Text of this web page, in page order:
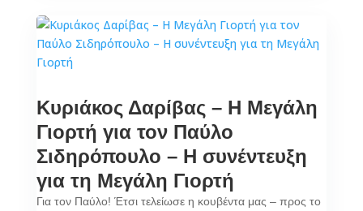
Κυριάκος Δαρίβας – H Μεγάλη
Γιορτή για τον Παύλο
Σιδηρόπουλο – Η συνέντευξη
για τη Μεγάλη Γιορτή
Για τον Παύλο! Έτσι τελείωσε η κουβέντα μας – προς το